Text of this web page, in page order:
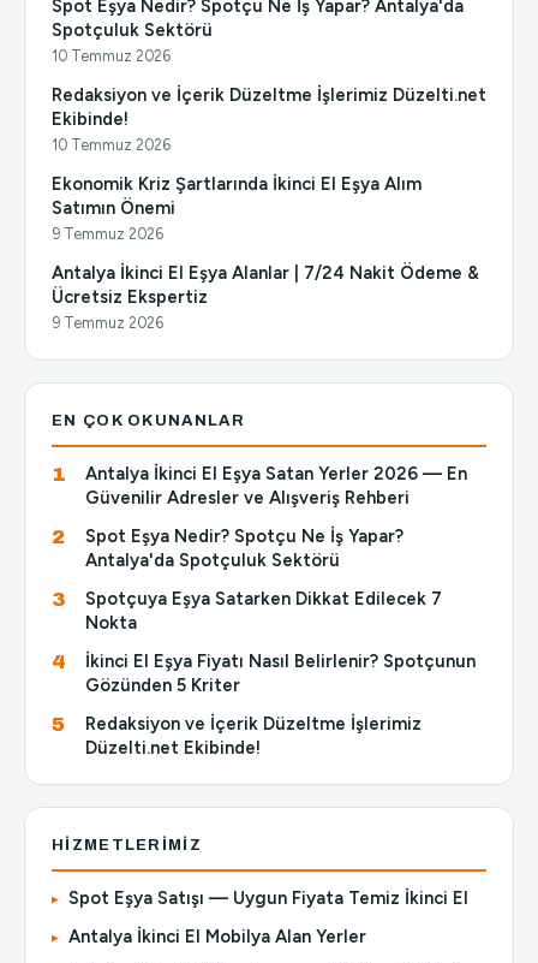
Spot Eşya Nedir? Spotçu Ne İş Yapar? Antalya'da
Spotçuluk Sektörü
10 Temmuz 2026
Redaksiyon ve İçerik Düzeltme İşlerimiz Düzelti.net
Ekibinde!
10 Temmuz 2026
Ekonomik Kriz Şartlarında İkinci El Eşya Alım
Satımın Önemi
9 Temmuz 2026
Antalya İkinci El Eşya Alanlar | 7/24 Nakit Ödeme &
Ücretsiz Ekspertiz
9 Temmuz 2026
EN ÇOK OKUNANLAR
Antalya İkinci El Eşya Satan Yerler 2026 — En
Güvenilir Adresler ve Alışveriş Rehberi
Spot Eşya Nedir? Spotçu Ne İş Yapar?
Antalya'da Spotçuluk Sektörü
Spotçuya Eşya Satarken Dikkat Edilecek 7
Nokta
İkinci El Eşya Fiyatı Nasıl Belirlenir? Spotçunun
Gözünden 5 Kriter
Redaksiyon ve İçerik Düzeltme İşlerimiz
Düzelti.net Ekibinde!
HIZMETLERIMIZ
Spot Eşya Satışı — Uygun Fiyata Temiz İkinci El
Antalya İkinci El Mobilya Alan Yerler